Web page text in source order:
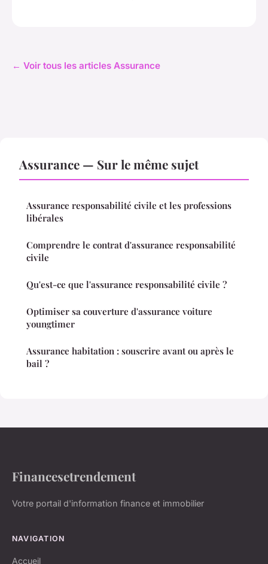
← Voir tous les articles Assurance
Assurance — Sur le même sujet
Assurance responsabilité civile et les professions
libérales
Comprendre le contrat d'assurance responsabilité
civile
Qu'est-ce que l'assurance responsabilité civile ?
Optimiser sa couverture d'assurance voiture
youngtimer
Assurance habitation : souscrire avant ou après le
bail ?
Financesetrendement
Votre portail d'information finance et immobilier
NAVIGATION
Accueil